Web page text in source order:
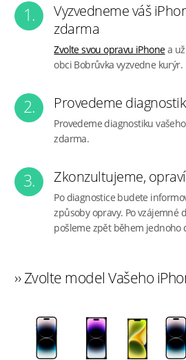
1.
Vyzvedneme váš
zdarma
Zvolte svou opravu iPhonea už
obci Bobrůvka vyzvedne kurýr.
2. Provedeme
Provedeme diagnostiku
zdarma.
3. Zkonzultujeme,
Po diagnostice budete
způsoby opravy. Po vzájemné
pošleme zpět během jednoho
›› Zvolte model Vašeho